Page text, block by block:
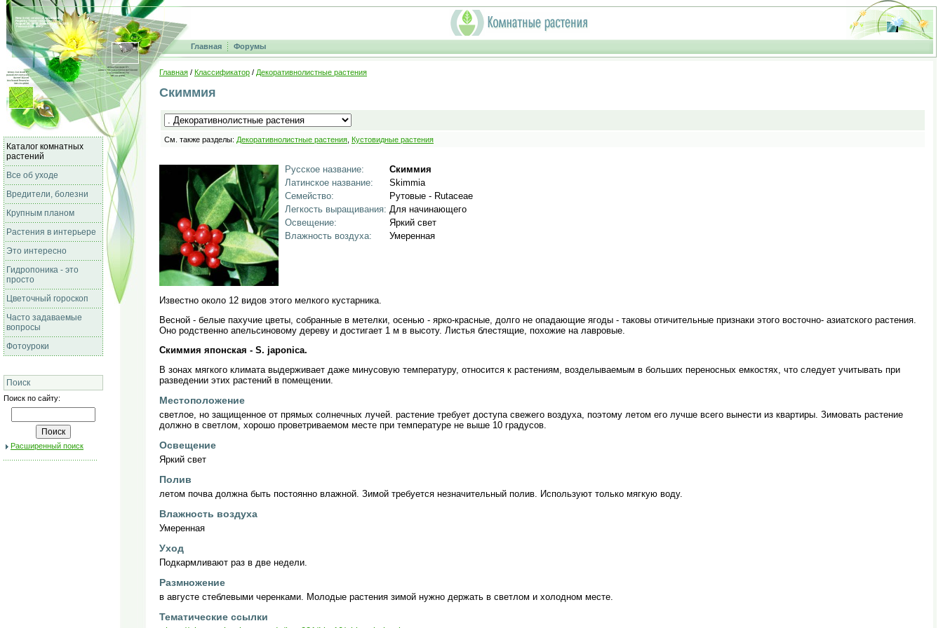
Главная Форумы
Каталог комнатных
растений
Все об уходе
Вредители, болезни
Крупным планом
Растения в интерьере
Это интересно
Гидропоника - это
просто
Цветочный гороскоп
Часто задаваемые
вопросы
Фотоуроки
Поиск
Поиск по сайту:
Расширенный поиск
Главная / Классификатор / Декоративнолистные растения
Скиммия
См. также разделы: Декоративнолистные растения Кустовидные растения
Русское название:
Скиммия
Латинское название:
Skimmia
Семейство:
Рутовые - Rutaceae
Легкость выращивания: Для начинающего
Освещение:
Яркий свет
Влажность воздуха:
Умеренная
Известно около 12 видов этого мелкого кустарника.
Весной - белые пахучие цветы, собранные в метелки, осенью - ярко-красные, долго не опадающие ягоды - таковы отичительные признаки этого восточно- азиатского растения.
Оно родственно апельсиновому дереву и достигает 1 м в высоту. Листья блестящие, похожие на лавровые.
Скиммия японская - S. japonica.
В зонах мягкого климата выдерживает даже минусовую температуру, относится к растениям, возделываемым в больших переносных емкостях, что следует учитывать при
разведении этих растений в помещении.
Местоположение
светлое, но защищенное от прямых солнечных лучей. растение требует доступа свежего воздуха, поэтому летом его лучше всего вынести из квартиры. Зимовать растение
должно в светлом, хорошо проветриваемом месте при температуре не выше 10 градусов.
Освещение
Яркий свет
Полив
летом почва должна быть постоянно влажной. Зимой требуется незначительный полив. Используют только мягкую воду.
Влажность воздуха
Умеренная
Уход
Подкармливают раз в две недели.
Размножение
в августе стеблевыми черенками. Молодые растения зимой нужно держать в светлом и холодном месте.
Тематические ссылки